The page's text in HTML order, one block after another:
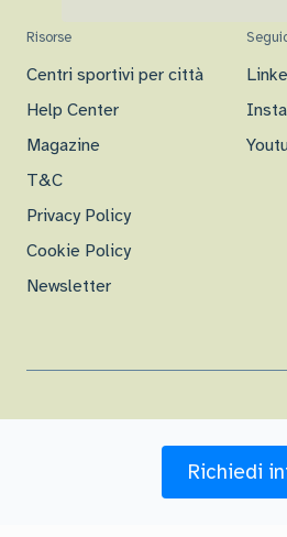
Richiedi
Risorse
Centri sportivi per città
Help Center
Magazine
T&C
Privacy Policy
Cookie Policy
Newsletter
P.I. 13755581009 - R.E.A. 1470409 - Viale di